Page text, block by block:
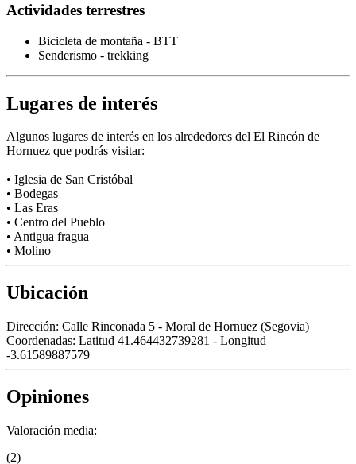
Actividades terrestres
Bicicleta de montaña - BTT
Senderismo - trekking
Lugares de interés
Algunos lugares de interés en los alrededores del El Rincón de
Hornuez que podrás visitar:
• Iglesia de San Cristóbal
• Bodegas
• Las Eras
• Centro del Pueblo
• Antigua fragua
• Molino
Ubicación
Dirección: Calle Rinconada 5 - Moral de Hornuez (Segovia)
Coordenadas: Latitud 41.464432739281 - Longitud
-3.61589887579
Opiniones
Valoración media:
(2)